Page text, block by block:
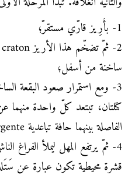
1- بأَرِيز قارّي مستقرّ؛
ساخنة من أسفل؛
3- ومع استمرار صعود البقعة
كتلتان، تبتعد كلّ واحدة
الفاصلة بينهما حافة تباعدية marge divergente؛
4- ثمّ يرتفع المهل ليملأ الفراغ